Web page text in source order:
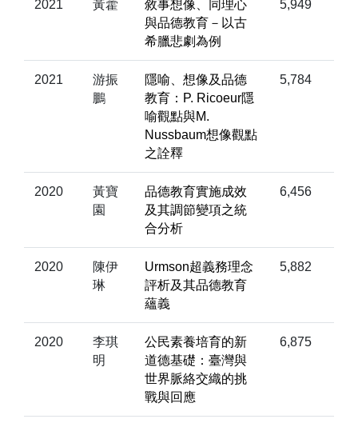
2021 黃藿
敘事想像、同理心
與品德教育－以古
希臘悲劇為例
5,949
2021
游振
鵬
隱喻、想像及品德
教育：P. Ricoeur隱
喻觀點與M.
Nussbaum想像觀點
之詮釋
5,784
2020
黃寶
園
品德教育實施成效
及其調節變項之統
合分析
6,456
2020
陳伊
琳
Urmson超義務理念
評析及其品德教育
蘊義
5,882
2020
李琪
明
公民素養培育的新
道德基礎：臺灣與
世界脈絡交織的挑
戰與回應
6,875